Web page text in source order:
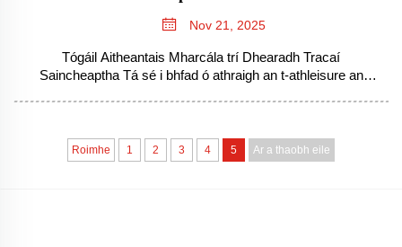
Nov 21, 2025
Tógáil Aitheantais Mharcála trí Dhearadh Tracaí
Saincheaptha Tá sé i bhfad ó athraigh an t-athleisure an
Roimhe 1 2 3 4 5 Ar a thaobh eile